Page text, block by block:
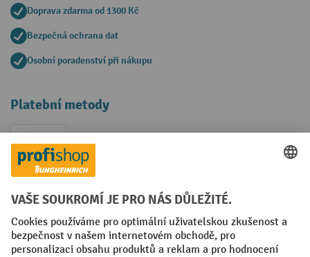
Doprava zdarma od 1300 Kč
Bezpečná ochrana dat
Osobní poradenství při nákupu
Platební metody
Faktura
Sociální sítě
Facebook
YouTubeLinkedIn